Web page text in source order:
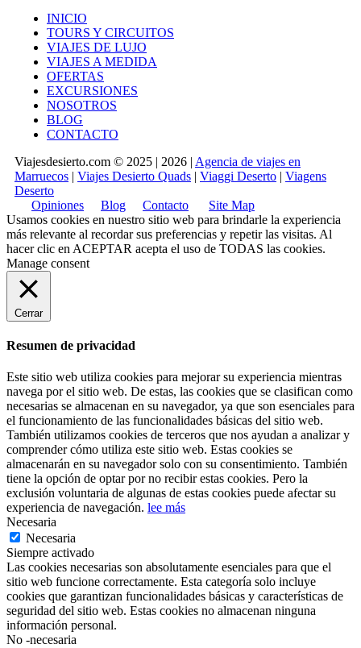
INICIO
TOURS Y CIRCUITOS
VIAJES DE LUJO
VIAJES A MEDIDA
OFERTAS
EXCURSIONES
NOSOTROS
BLOG
CONTACTO
Viajesdesierto.com © 2025 | 2026 | Agencia de viajes en
Marruecos | Viajes Desierto Quads | Viaggi Deserto | Viagens
Deserto
Opiniones
Blog Contacto
Site Map
Usamos cookies en nuestro sitio web para brindarle la experiencia
más relevante al recordar sus preferencias y repetir las visitas. Al
hacer clic en ACEPTAR acepta el uso de TODAS las cookies.
Manage consent
Cerrar
Resumen de privacidad
Este sitio web utiliza cookies para mejorar su experiencia mientras
navega por el sitio web. De estas, las cookies que se clasifican como
necesarias se almacenan en su navegador, ya que son esenciales para
el funcionamiento de las funcionalidades básicas del sitio web.
También utilizamos cookies de terceros que nos ayudan a analizar y
comprender cómo utiliza este sitio web. Estas cookies se
almacenarán en su navegador solo con su consentimiento. También
tiene la opción de optar por no recibir estas cookies. Pero la
exclusión voluntaria de algunas de estas cookies puede afectar su
experiencia de navegación. lee más
Necesaria
Necesaria
Siempre activado
Las cookies necesarias son absolutamente esenciales para que el
sitio web funcione correctamente. Esta categoría solo incluye
cookies que garantizan funcionalidades básicas y características de
seguridad del sitio web. Estas cookies no almacenan ninguna
información personal.
No -necesaria